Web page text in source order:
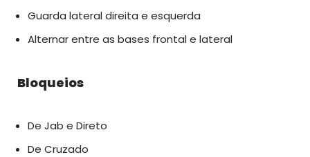
Guarda lateral direita e esquerda
Alternar entre as bases frontal e lateral
Bloqueios
De Jab e Direto
De Cruzado